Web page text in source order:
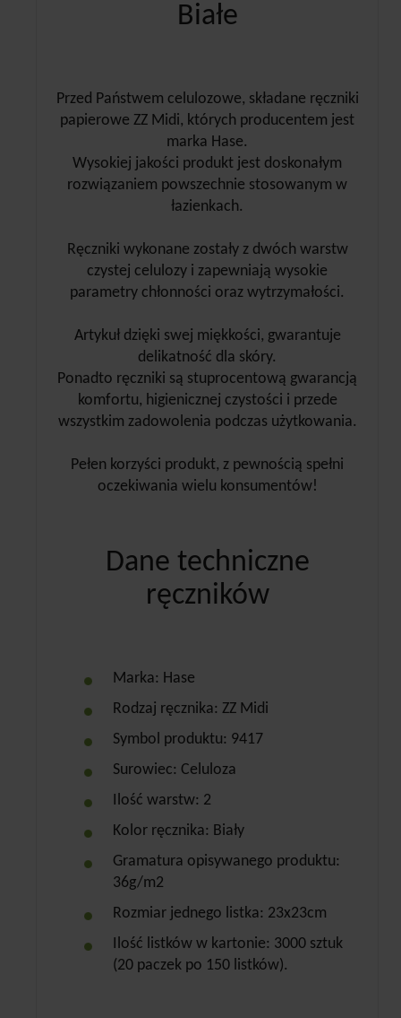
Białe
Przed Państwem celulozowe, składane ręczniki
papierowe ZZ Midi, których producentem jest
marka Hase.
Wysokiej jakości produkt jest doskonałym
rozwiązaniem powszechnie stosowanym w
łazienkach.
Ręczniki wykonane zostały z dwóch warstw
czystej celulozy i zapewniają wysokie
parametry chłonności oraz wytrzymałości.
Artykuł dzięki swej miękkości, gwarantuje
delikatność dla skóry.
Ponadto ręczniki są stuprocentową gwarancją
komfortu, higienicznej czystości i przede
wszystkim zadowolenia podczas użytkowania.
Pełen korzyści produkt, z pewnością spełni
oczekiwania wielu konsumentów!
Dane techniczne
ręczników
Marka: Hase
Rodzaj ręcznika: ZZ Midi
Symbol produktu: 9417
Surowiec: Celuloza
Ilość warstw: 2
Kolor ręcznika: Biały
Gramatura opisywanego produktu:
36g/m2
Rozmiar jednego listka: 23x23cm
Ilość listków w kartonie: 3000 sztuk
(20 paczek po 150 listków).